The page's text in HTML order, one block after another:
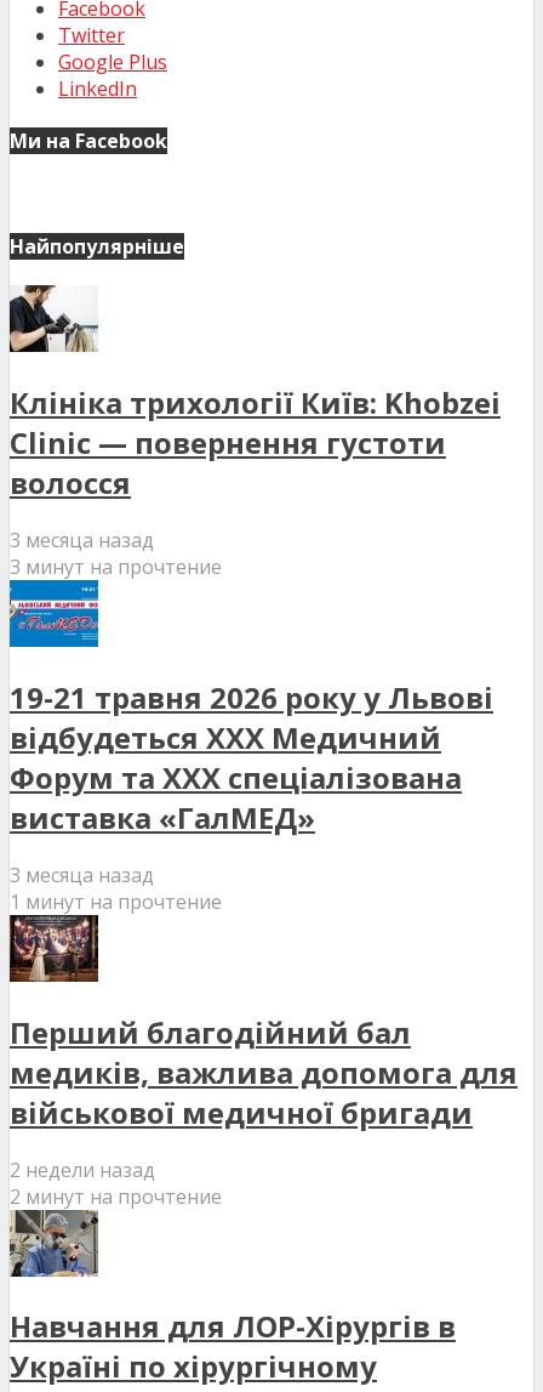
Facebook
Twitter
Google Plus
LinkedIn
Ми на Facebook
Найпопулярніше
Клініка трихології Київ: Khobzei
Clinic — повернення густоти
волосся
3 месяца назад
3 минут на прочтение
19-21 травня 2026 року у Львові
відбудеться XXX Медичний
Форум та XXX спеціалізована
виставка «ГалМЕД»
3 месяца назад
1 минут на прочтение
Перший благодійний бал
медиків, важлива допомога для
військової медичної бригади
2 недели назад
2 минут на прочтение
Навчання для ЛОР-Хірургів в
Україні по хірургічному